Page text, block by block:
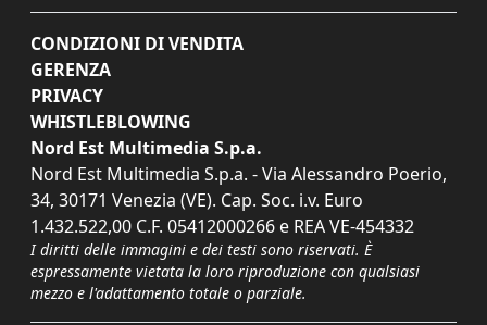
CONDIZIONI DI VENDITA
GERENZA
PRIVACY
WHISTLEBLOWING
Nord Est Multimedia S.p.a.
Nord Est Multimedia S.p.a. - Via Alessandro Poerio,
34, 30171 Venezia (VE). Cap. Soc. i.v. Euro
1.432.522,00 C.F. 05412000266 e REA VE-454332
I diritti delle immagini e dei testi sono riservati. È
espressamente vietata la loro riproduzione con qualsiasi
mezzo e l'adattamento totale o parziale.